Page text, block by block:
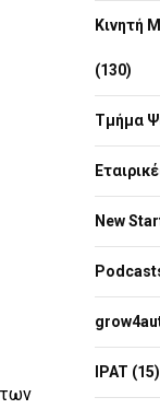
των
Κινητή
(130)
Τμήμα
New
IPAT (15)